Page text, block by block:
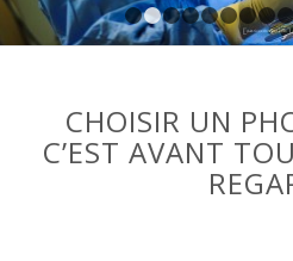
1 2
CHOISIR UN
C’EST AVANT